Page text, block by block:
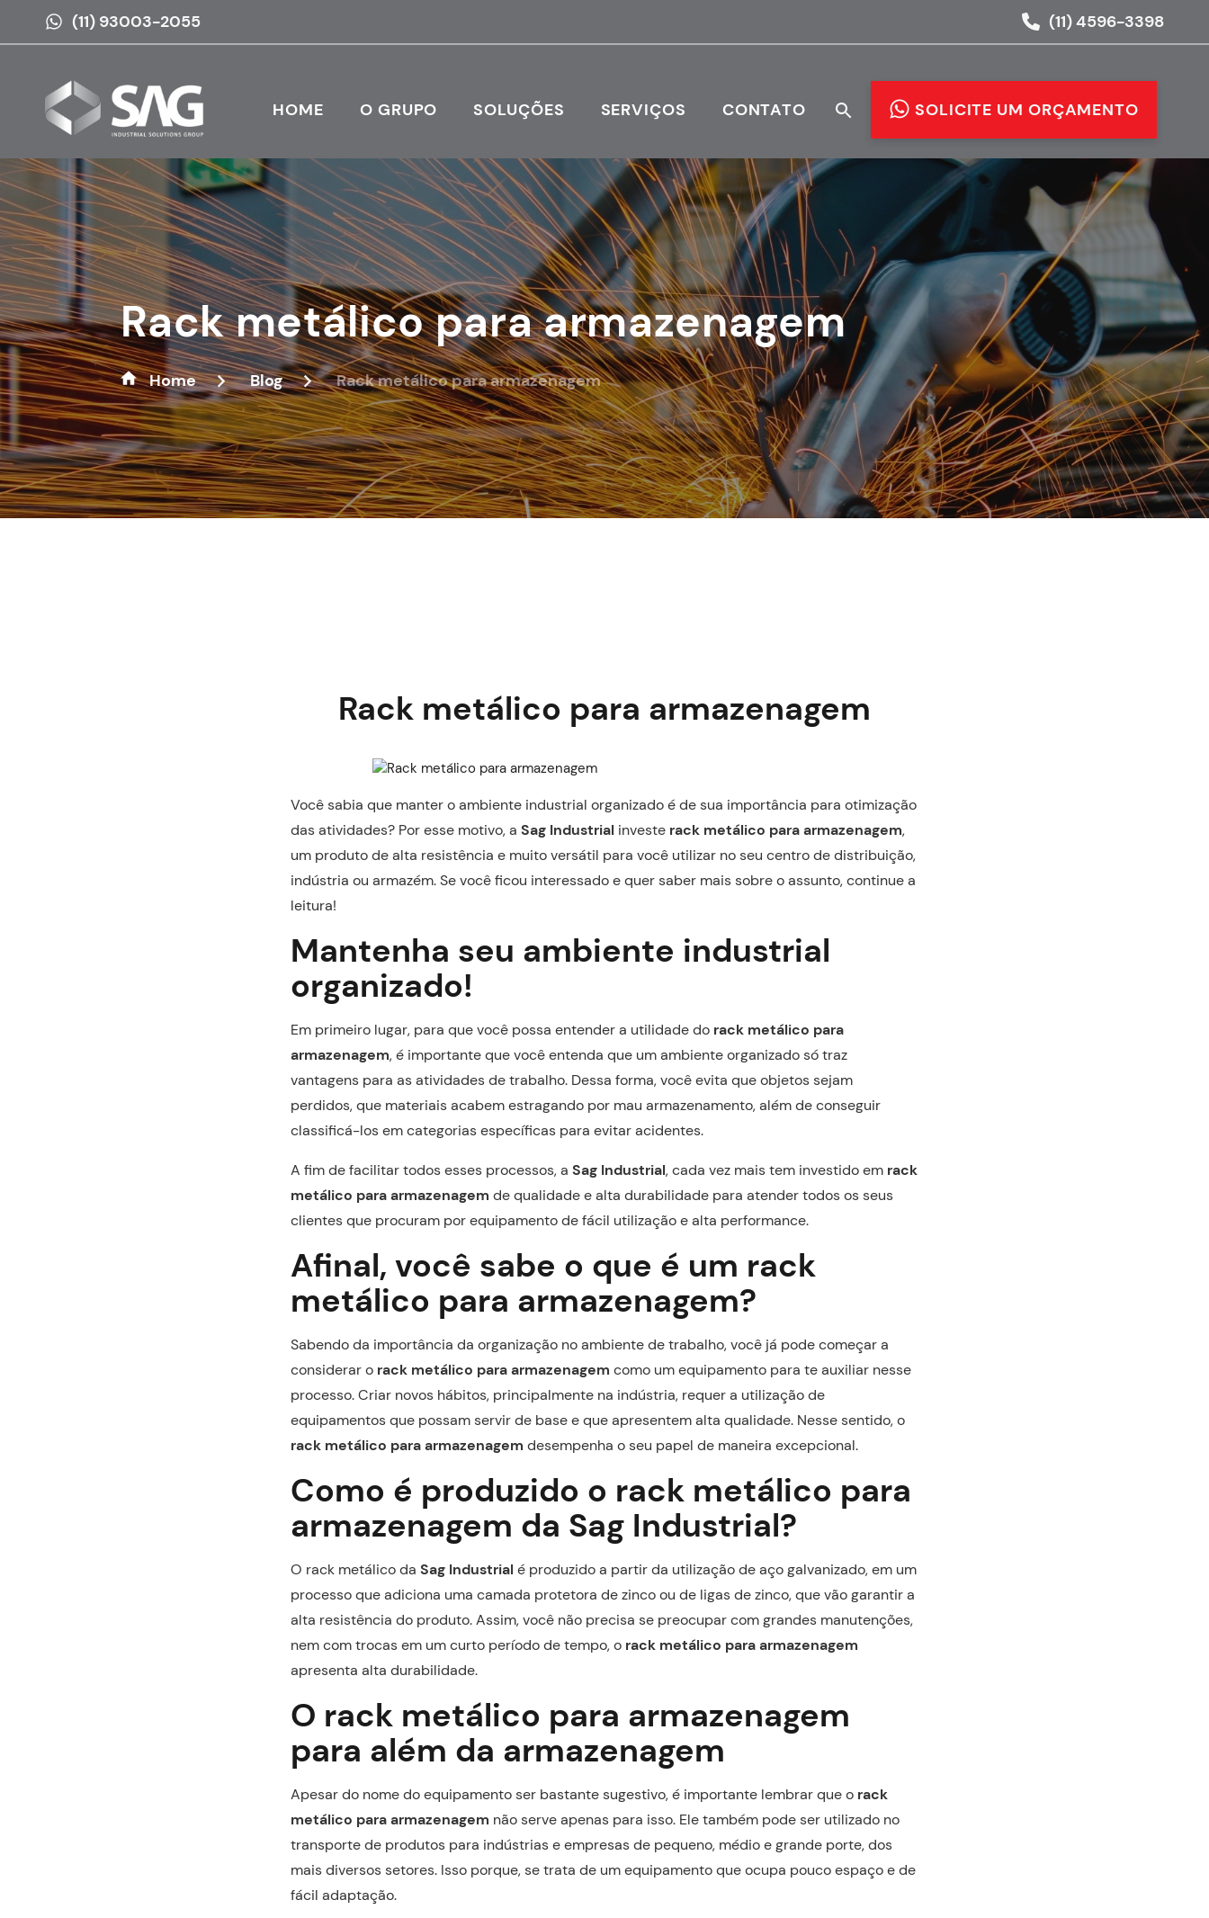
(11) 93003-2055 (11) 4596-3398
HOME O GRUPO SOLUÇÕES SERVIÇOS CONTATO SOLICITE UM ORÇAMENTO
Rack metálico para armazenagem
Home Blog Rack metálico para armazenagem
Rack metálico para armazenagem
Você sabia que manter o ambiente industrial organizado é de sua importância para otimização
das atividades? Por esse motivo, a Sag Industrial investe rack metálico para armazenagem,
um produto de alta resistência e muito versátil para você utilizar no seu centro de distribuição,
indústria ou armazém. Se você ficou interessado e quer saber mais sobre o assunto, continue a
leitura!
Mantenha seu ambiente industrial
organizado!
Em primeiro lugar, para que você possa entender a utilidade do rack metálico para
armazenagem, é importante que você entenda que um ambiente organizado só traz
vantagens para as atividades de trabalho. Dessa forma, você evita que objetos sejam
perdidos, que materiais acabem estragando por mau armazenamento, além de conseguir
classificá-los em categorias específicas para evitar acidentes.
A fim de facilitar todos esses processos, aSag Industrial, cada vez mais tem investido em rack
metálico para armazenagem de qualidade e alta durabilidade para atender todos os seus
clientes que procuram por equipamento de fácil utilização e alta performance.
Afinal, você sabe o que é um rack
metálico para armazenagem?
Sabendo da importância da organização no ambiente de trabalho, você já pode começar a
considerar o rack metálico para armazenagem como um equipamento para te auxiliar nesse
processo. Criar novos hábitos, principalmente na indústria, requer a utilização de
equipamentos que possam servir de base e que apresentem alta qualidade. Nesse sentido, o
rack metálico para armazenagem desempenha o seu papel de maneira excepcional.
Como é produzido o rack metálico para
armazenagem da Sag Industrial?
O rack metálico daSag Industrial é produzido a partir da utilização de aço galvanizado, em um
processo que adiciona uma camada protetora de zinco ou de ligas de zinco, que vão garantir a
alta resistência do produto. Assim, você não precisa se preocupar com grandes manutenções,
nem com trocas em um curto período de tempo, o rack metálico para armazenagem
apresenta alta durabilidade.
O rack metálico para armazenagem
para além da armazenagem
Apesar do nome do equipamento ser bastante sugestivo, é importante lembrar que o rack
metálico para armazenagem não serve apenas para isso. Ele também pode ser utilizado no
transporte de produtos para indústrias e empresas de pequeno, médio e grande porte, dos
mais diversos setores. Isso porque, se trata de um equipamento que ocupa pouco espaço e de
fácil adaptação.